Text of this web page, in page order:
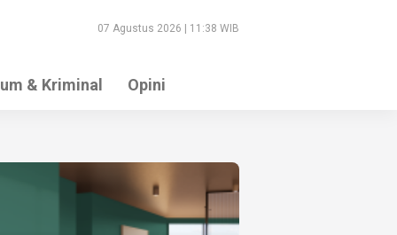
07 Agustus 2026 | 11:38 WIB
& Kriminal Opini